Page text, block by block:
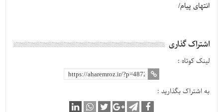
انتهای پیام/
اشتراک گذاری
لینک کوتاه :
به اشتراک بگذارید :